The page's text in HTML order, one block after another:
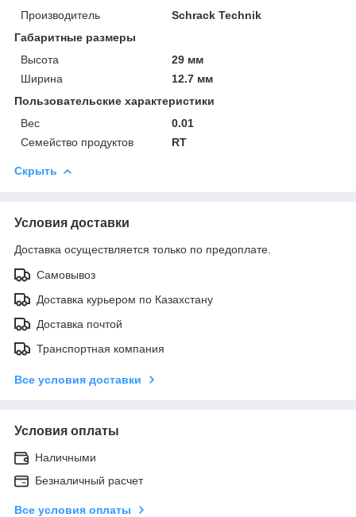
Производитель
Schrack Technik
Габаритные размеры
Высота
29 мм
Ширина
12.7 мм
Пользовательские характеристики
Вес
0.01
Семейство продуктов
RT
Скрыть
Условия доставки
Доставка осуществляется только по предоплате.
Самовывоз
Доставка курьером по Казахстану
Доставка почтой
Транспортная компания
Все условия доставки
Условия оплаты
Наличными
Безналичный расчет
Все условия оплаты